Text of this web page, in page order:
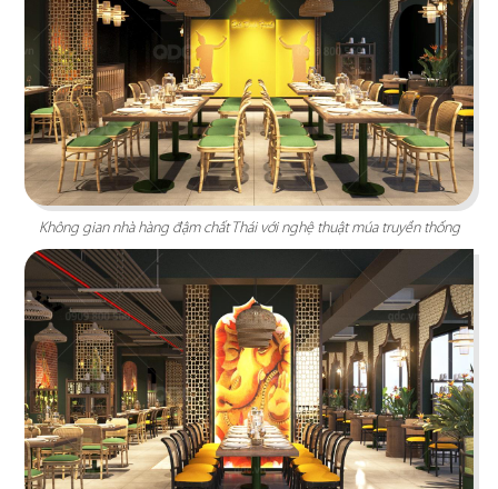
Chi tiết
KOI THÉ
QDC rất hân hạnh khi được đồng hành cùng chủ
đầu tư cho dự án tổng thầu thi công chi nhánh
KOI Thé đầu tiên tại Biên Hòa, Đồng Nai.
Không gian nhà hàng đậm chất Thái với nghệ thuật múa truyền thống